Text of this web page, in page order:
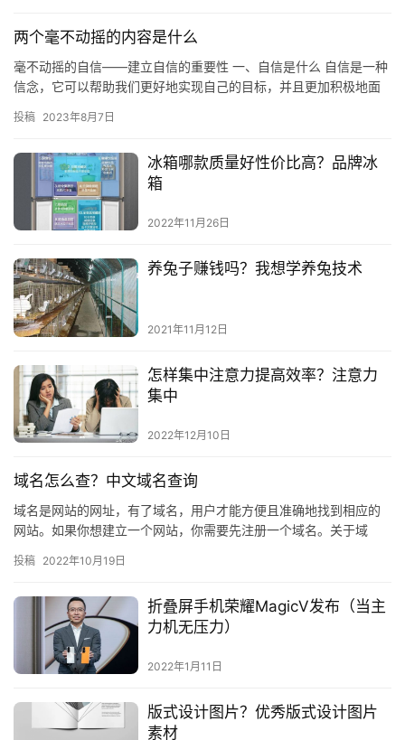
两个毫不动摇的内容是什么
毫不动摇的自信——建立自信的重要性 一、自信是什么 自信是一种
信念，它可以帮助我们更好地实现自己的目标，并且更加积极地面
的…
投稿 2023年8月7日
冰箱哪款质量好性价比高？品牌冰
箱
2022年11月26日
养兔子赚钱吗？我想学养兔技术
2021年11月12日
怎样集中注意力提高效率？注意力
集中
2022年12月10日
域名怎么查？中文域名查询
域名是网站的网址，有了域名，用户才能方便且准确地找到相应的
网站。如果你想建立一个网站，你需要先注册一个域名。关于域
讲一讲中…
投稿 2022年10月19日
折叠屏手机荣耀MagicV发布（当主
力机无压力）
2022年1月11日
版式设计图片？优秀版式设计图片
素材